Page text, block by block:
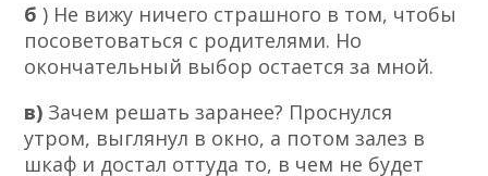
б) Не вижу ничего страшного в том, чтобы
посоветоваться с родителями. Но
окончательный выбор остается за мной.
в) Зачем решать заранее? Проснулся
утром, выглянул в окно, а потом залез в
шкаф и достал оттуда то, в чем не будет